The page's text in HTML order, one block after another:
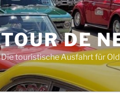
TOUR DE
Die touristische Ausfahrt für